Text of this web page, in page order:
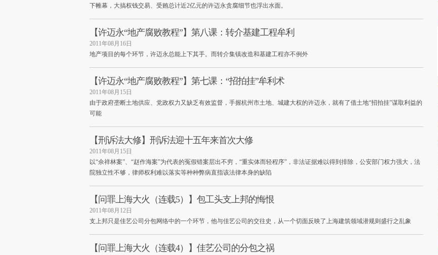
下帷幕，大搞权钱交易、受贿总计近2亿元的许迈永贪腐细节也浮出水面。
【许迈永“地产腐败教程”】第八课：转介基建工程牟利
2011年08月16日
地产项目的每个环节，许迈永总能上下其手。而转介集镇改造和基建工程亦不例外
【许迈永“地产腐败教程”】第七课：“招拍挂”牟利术
2011年08月15日
由于政府垄断土地供应、党政权力又缺乏有效监督，手握杭州市土地、城建大权的许迈永，就有了借土地“招拍挂”谋取利益的
可能
【刑诉法大修】刑诉法迎十五年来首次大修
2011年08月15日
以“佘祥林案”、“赵作海案”为代表的冤假错案层出不穷，“重实体而轻程序”，非法证据难以得到排除，公安部门权力强大，法
院独立性不够，律师权利难以落实等种种弊病直指该法律本身的缺陷
【问罪上海大火（连载5）】包工头支上邦的悔恨
2011年08月12日
支上邦只是佳艺公司分包网络中的一个环节，他与佳艺公司的交往史，从一个切面反映了上海建筑领域潜规则盛行之乱象
【问罪上海大火（连载4）】佳艺公司的分包之祸